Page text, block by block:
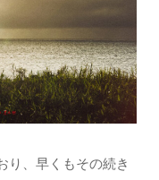
り、早くもその続き